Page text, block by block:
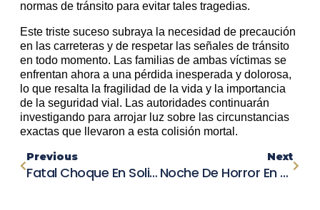
normas de tránsito para evitar tales tragedias.
Este triste suceso subraya la necesidad de precaución
en las carreteras y de respetar las señales de tránsito
en todo momento. Las familias de ambas víctimas se
enfrentan ahora a una pérdida inesperada y dolorosa,
lo que resalta la fragilidad de la vida y la importancia
de la seguridad vial. Las autoridades continuarán
investigando para arrojar luz sobre las circunstancias
exactas que llevaron a esta colisión mortal.
Previous
Fatal Choque En Solitario En La I-16 Deja Dos Personas Muertas En Bulloch County
Next
Noche De Horror En Memphis: Choque De Vehículos Deja Dos Víctimas Mortales Y Un Herido Grave